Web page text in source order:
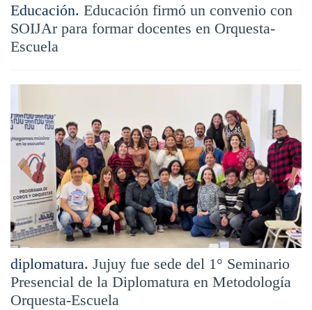
Educación. Educación firmó un convenio con
SOIJAr para formar docentes en Orquesta-
Escuela
diplomatura. Jujuy fue sede del 1° Seminario
Presencial de la Diplomatura en Metodología
Orquesta-Escuela